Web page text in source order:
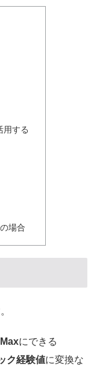
用する
場合
にできる
ク経験値に変換な